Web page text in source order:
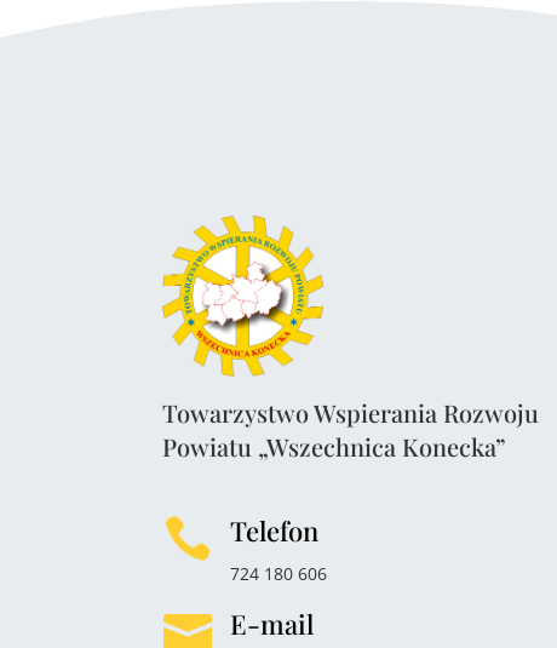
Towarzystwo Wspierania Rozwoju
Powiatu „Wszechnica Konecka”
 Telefon
724 180 606
 E-mail